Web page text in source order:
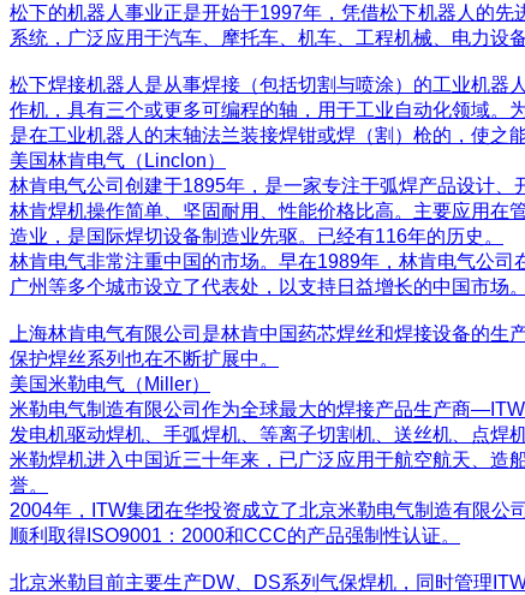
松下的机器人事业正是开始于1997年，凭借松下机器人的
系统，广泛应用于汽车、摩托车、机车、工程机械、电力设
松下焊接机器人是从事焊接（包括切割与喷涂）的工业机器
作机，具有三个或更多可编程的轴，用于工业自动化领域。
是在工业机器人的末轴法兰装接焊钳或焊（割）枪的，使之
美国林肯电气（Linclon）
林肯电气公司创建于1895年，是一家专注于弧焊产品设计
林肯焊机操作简单、坚固耐用、性能价格比高。主要应用在
造业，是国际焊切设备制造业先驱。已经有116年的历史。
林肯电气非常注重中国的市场。早在1989年，林肯电气公
广州等多个城市设立了代表处，以支持日益增长的中国市场。
上海林肯电气有限公司是林肯中国药芯焊丝和焊接设备的
保护焊丝系列也在不断扩展中。
美国米勒电气（Miller）
米勒电气制造有限公司作为全球最大的焊接产品生产商
发电机驱动焊机、手弧焊机、等离子切割机、送丝机、点焊
米勒焊机进入中国近三十年来，已广泛应用于航空航天、造
誉。
2004年，ITW集团在华投资成立了北京米勒电气制造有限
顺利取得ISO9001：2000和CCC的产品强制性认证。
北京米勒目前主要生产DW、DS系列气保焊机，同时管理